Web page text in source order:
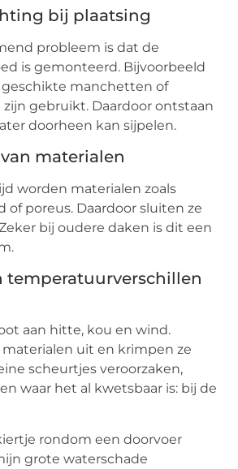
bij plaatsing
probleem is dat de
is gemonteerd. Bijvoorbeeld
manchetten of
gebruikt. Daardoor ontstaan
doorheen kan sijpelen.
materialen
worden materialen zoals
of poreus. Daardoor sluiten ze
bij oudere daken is dit een
temperatuurverschillen
aan hitte, kou en wind.
uit en krimpen ze
scheurtjes veroorzaken,
waar het al kwetsbaar is: bij de
rondom een doorvoer
grote waterschade